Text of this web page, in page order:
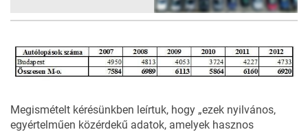
Megismételt kérésünkben leírtuk, hogy „ezek nyilvános,
egyértelműen közérdekű adatok, amelyek hasznos